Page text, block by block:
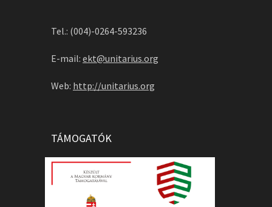
Tel.: (004)-0264-593236
E-mail: ekt@unitarius.org
Web: http://unitarius.org
TÁMOGATÓK